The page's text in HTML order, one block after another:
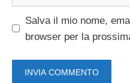
Salva il mio nome,
browser per la